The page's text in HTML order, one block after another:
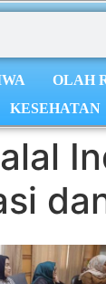
OLAH
KESEHATAN